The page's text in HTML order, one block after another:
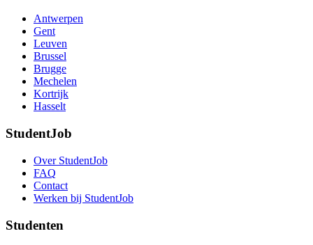
Antwerpen
Gent
Leuven
Brussel
Brugge
Mechelen
Kortrijk
Hasselt
StudentJob
Over StudentJob
FAQ
Contact
Werken bij StudentJob
Studenten